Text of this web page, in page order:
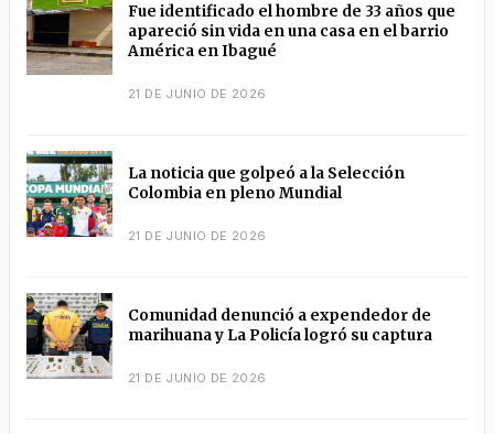
Fue identificado el hombre de 33 años que
apareció sin vida en una casa en el barrio
América en Ibagué
21 DE JUNIO DE 2026
La noticia que golpeó a la Selección
Colombia en pleno Mundial
21 DE JUNIO DE 2026
Comunidad denunció a expendedor de
marihuana y La Policía logró su captura
21 DE JUNIO DE 2026